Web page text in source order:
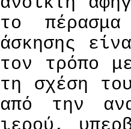
το
άσκησης
τον τρόπο
τη σχέση
από την